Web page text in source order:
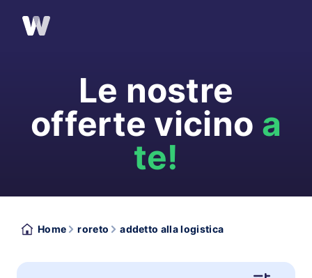
Le nostre
offerte vicino a
te!
Home roreto addetto alla logistica